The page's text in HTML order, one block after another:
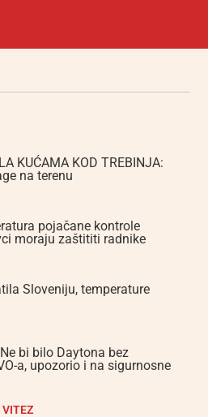
KUĆAMA KOD TREBINJA:
na terenu
pojačane kontrole
moraju zaštititi radnike
Sloveniju, temperature
bi bilo Daytona bez
a, upozorio i na sigurnosne
VITEZ